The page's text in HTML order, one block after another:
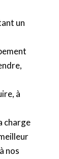
un
à
charge
nos